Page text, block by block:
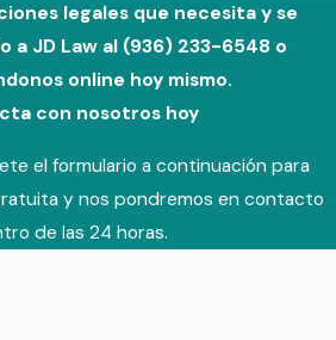
legales que necesita y se
a JD Law al (936) 233-6548 o
online hoy mismo.
con nosotros hoy
el formulario a continuación para
y nos pondremos en contacto
de las 24 horas.